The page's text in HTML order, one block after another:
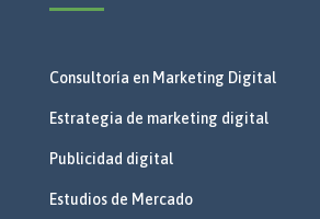
Consultoría en Marketing Digital
Estrategia de marketing digital
Publicidad digital
Estudios de Mercado